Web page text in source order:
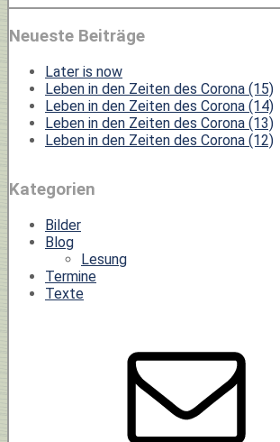
Neueste Beiträge
Later is now
Leben in den Zeiten des Corona (15)
Leben in den Zeiten des Corona (14)
Leben in den Zeiten des Corona (13)
Leben in den Zeiten des Corona (12)
Kategorien
Bilder
Blog
Lesung
Termine
Texte